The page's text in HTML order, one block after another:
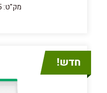
מק"ט: 41610085